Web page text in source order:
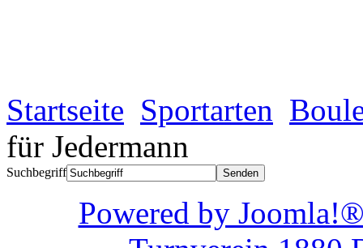
Startseite Sportarten
für Jedermann
Suchbegriff
Powered by